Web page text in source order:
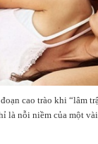
cao trào khi “lâm
là nỗi niềm của một